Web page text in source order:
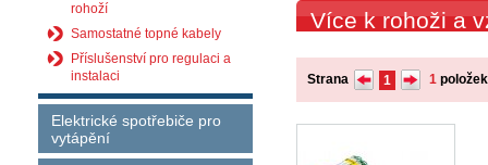
rohoží
Samostatné topné kabely
Příslušenství pro regulaci a
instalaci
Elektrické spotřebiče pro
vytápění
Více k rohoži a
Strana 1 1